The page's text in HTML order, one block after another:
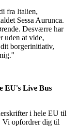
fra Italien,
Sessa Aurunca.
Desværre har
uden at vide,
borgerinitiativ,
EU's Live Bus
i hele EU til
Vi opfordrer dig til